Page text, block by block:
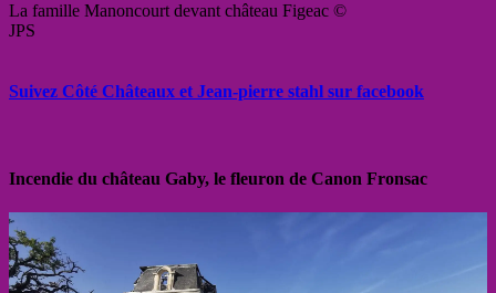
La famille Manoncourt devant château Figeac ©
JPS
Suivez Côté Châteaux et Jean-pierre stahl sur facebook
Incendie du château Gaby, le fleuron de Canon Fronsac